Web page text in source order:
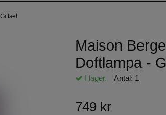
Maison
Doftlampa -
I lager. Antal: 1
749 kr